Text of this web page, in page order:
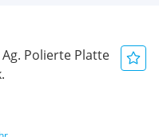
Polierte Platte